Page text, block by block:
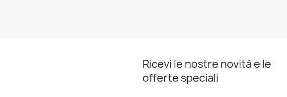
Ricevi le nostre novità e le
offerte speciali